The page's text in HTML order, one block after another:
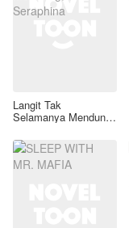
Langit Tak
Selamanya Mendung,